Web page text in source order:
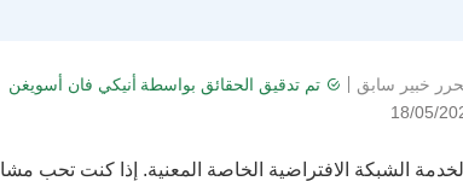
تم تدقيق الحقائق بواسطة أنيكي فان أسويغن خبير سابق
لخدمة الشبكة الافتراضية الخاصة المعنية. إذا كنت تحب